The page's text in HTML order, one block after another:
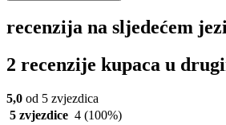
recenzija na sljedećem
2 recenzije kupaca u
5,0 od 5 zvjezdica
5 zvjezdice 4 (100%)